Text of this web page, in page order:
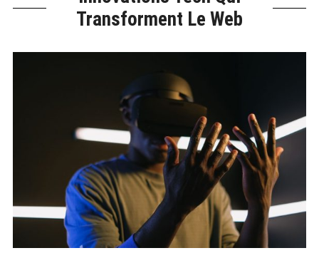
Transforment Le Web